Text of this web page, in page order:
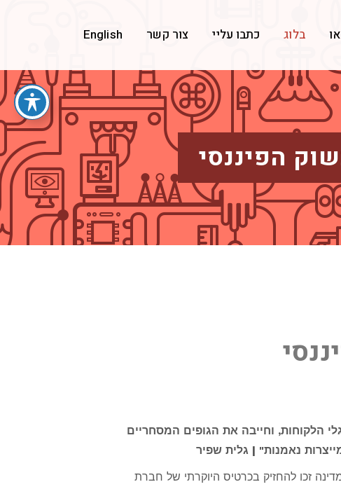
בלוג כתבו עליי צור קשר English
הפיננסי
הלקוחות, וחייבה את הגופים המסחריים
נאמנות" | גלית שפיר
לישראל בתחילת שנות ה- 60, הוא נחשב לסמל סטטוס: רק 700 מעשירי המדינה זכו להחזיק בכרטיס היוקרתי של חברת